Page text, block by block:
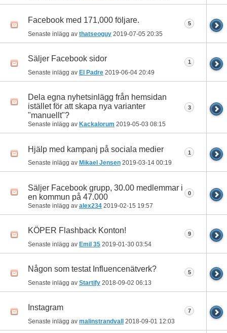
Facebook med 171,000 följare.
Senaste inlägg av thatseoguy 2019-07-05 20:35
5
Säljer Facebook sidor
Senaste inlägg av El Padre 2019-06-04 20:49
1
Dela egna nyhetsinlägg från hemsidan
istället för att skapa nya varianter
"manuellt"?
Senaste inlägg av Kackalorum 2019-05-03 08:15
3
Hjälp med kampanj på sociala medier
Senaste inlägg av Mikael Jensen 2019-03-14 00:19
1
Säljer Facebook grupp, 30.00 medlemmar i
en kommun på 47.000
Senaste inlägg av alex234 2019-02-15 19:57
0
KÖPER Flashback Konton!
Senaste inlägg av Emil 35 2019-01-30 03:54
9
Någon som testat Influencenätverk?
Senaste inlägg av Startify 2018-09-02 06:13
5
Instagram
Senaste inlägg av malinstrandvall 2018-09-01 12:03
7